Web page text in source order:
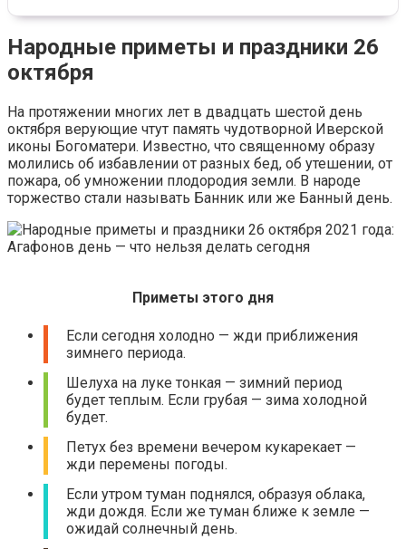
Народные приметы и праздники 26
октября
На протяжении многих лет в двадцать шестой день
октября верующие чтут память чудотворной Иверской
иконы Богоматери. Известно, что священному образу
молились об избавлении от разных бед, об утешении, от
пожара, об умножении плодородия земли. В народе
торжество стали называть Банник или же Банный день.
Приметы этого дня
Если сегодня холодно — жди приближения
зимнего периода.
Шелуха на луке тонкая — зимний период
будет теплым. Если грубая — зима холодной
будет.
Петух без времени вечером кукарекает —
жди перемены погоды.
Если утром туман поднялся, образуя облака,
жди дождя. Если же туман ближе к земле —
ожидай солнечный день.